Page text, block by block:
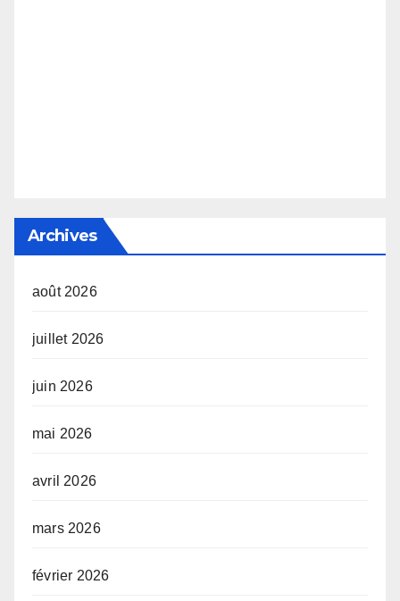
Archives
août 2026
juillet 2026
juin 2026
mai 2026
avril 2026
mars 2026
février 2026